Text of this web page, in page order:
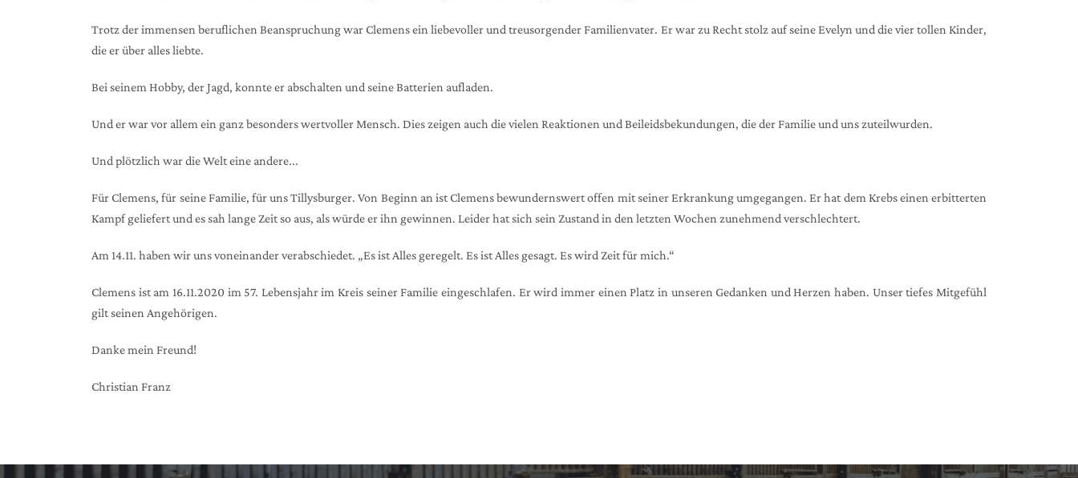
Trotz der immensen beruflichen Beanspruchung war Clemens ein liebevoller und treusorgender Familienvater. Er war zu Recht stolz auf seine Evelyn und die vier tollen Kinder,
die er über alles liebte.
Bei seinem Hobby, der Jagd, konnte er abschalten und seine Batterien aufladen.
Und er war vor allem ein ganz besonders wertvoller Mensch. Dies zeigen auch die vielen Reaktionen und Beileidsbekundungen, die der Familie und uns zuteilwurden.
Und plötzlich war die Welt eine andere...
Für Clemens, für seine Familie, für uns Tillysburger. Von Beginn an ist Clemens bewundernswert offen mit seiner Erkrankung umgegangen. Er hat dem Krebs einen erbitterten
Kampf geliefert und es sah lange Zeit so aus, als würde er ihn gewinnen. Leider hat sich sein Zustand in den letzten Wochen zunehmend verschlechtert.
Am 14.11. haben wir uns voneinander verabschiedet. „Es ist Alles geregelt. Es ist Alles gesagt. Es wird Zeit für mich.“
Clemens ist am 16.11.2020 im 57. Lebensjahr im Kreis seiner Familie eingeschlafen. Er wird immer einen Platz in unseren Gedanken und Herzen haben. Unser tiefes Mitgefühl
gilt seinen Angehörigen.
Danke mein Freund!
Christian Franz